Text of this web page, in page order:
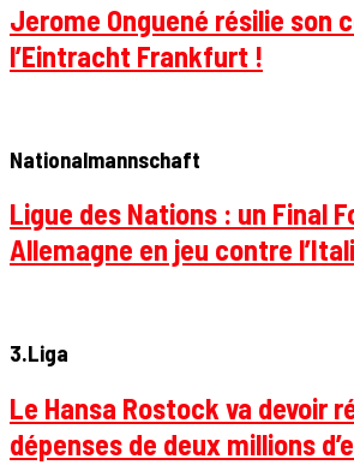
Jerome Onguené résilie son
l’Eintracht Frankfurt !
Nationalmannschaft
Ligue des Nations : un Final
Allemagne en jeu contre
3.Liga
Le Hansa Rostock va devoir
dépenses de deux millions